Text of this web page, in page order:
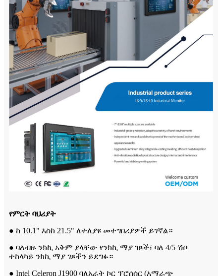
የምርት ባህሪያት
● ከ 10.1" እስከ 21.5" ለተለያዩ መተግበሪያዎች ይገኛል።
● ባለብዙ ንክኪ አቅም ያላቸው የንክኪ ማያ ገጾች፣ ባለ 4/5 ሽቦ
ተከላካይ ንክኪ ማያ ገጾችን ይደግፉ።
● Intel Celeron J1900 ባለአራት ኮር ፕሮሰሰር (አማራጭ